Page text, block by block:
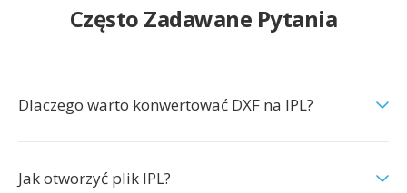
Często Zadawane Pytania
Dlaczego warto konwertować DXF na IPL?
Jak otworzyć plik IPL?